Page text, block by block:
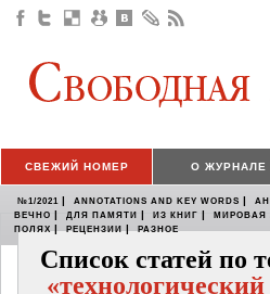
СВЕЖИЙ НОМЕР О ЖУРНАЛЕ
№1/2021 | ANNOTATIONS AND KEY WORDS |
ВЕЧНО | ДЛЯ ПАМЯТИ | ИЗ КНИГ | МИРОВАЯ
ПОЛЯХ | РЕЦЕНЗИИ | РАЗНОЕ
Список статей по